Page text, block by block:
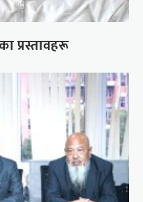
प्रस्तावहरू